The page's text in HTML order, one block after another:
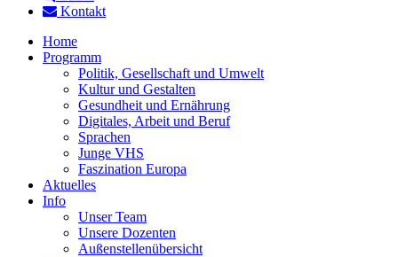
Kontakt
Home
Programm
Politik, Gesellschaft und Umwelt
Kultur und Gestalten
Gesundheit und Ernährung
Digitales, Arbeit und Beruf
Sprachen
Junge VHS
Faszination Europa
Aktuelles
Info
Unser Team
Unsere Dozenten
Außenstellenübersicht